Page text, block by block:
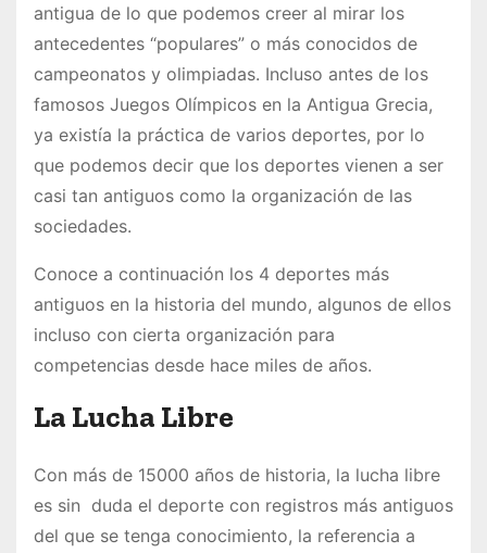
antigua de lo que podemos creer al mirar los
antecedentes “populares” o más conocidos de
campeonatos y olimpiadas. Incluso antes de los
famosos Juegos Olímpicos en la Antigua Grecia,
ya existía la práctica de varios deportes, por lo
que podemos decir que los deportes vienen a ser
casi tan antiguos como la organización de las
sociedades.
Conoce a continuación los 4 deportes más
antiguos en la historia del mundo, algunos de ellos
incluso con cierta organización para
competencias desde hace miles de años.
La Lucha Libre
Con más de 15000 años de historia, la lucha libre
es sin duda el deporte con registros más antiguos
del que se tenga conocimiento, la referencia a